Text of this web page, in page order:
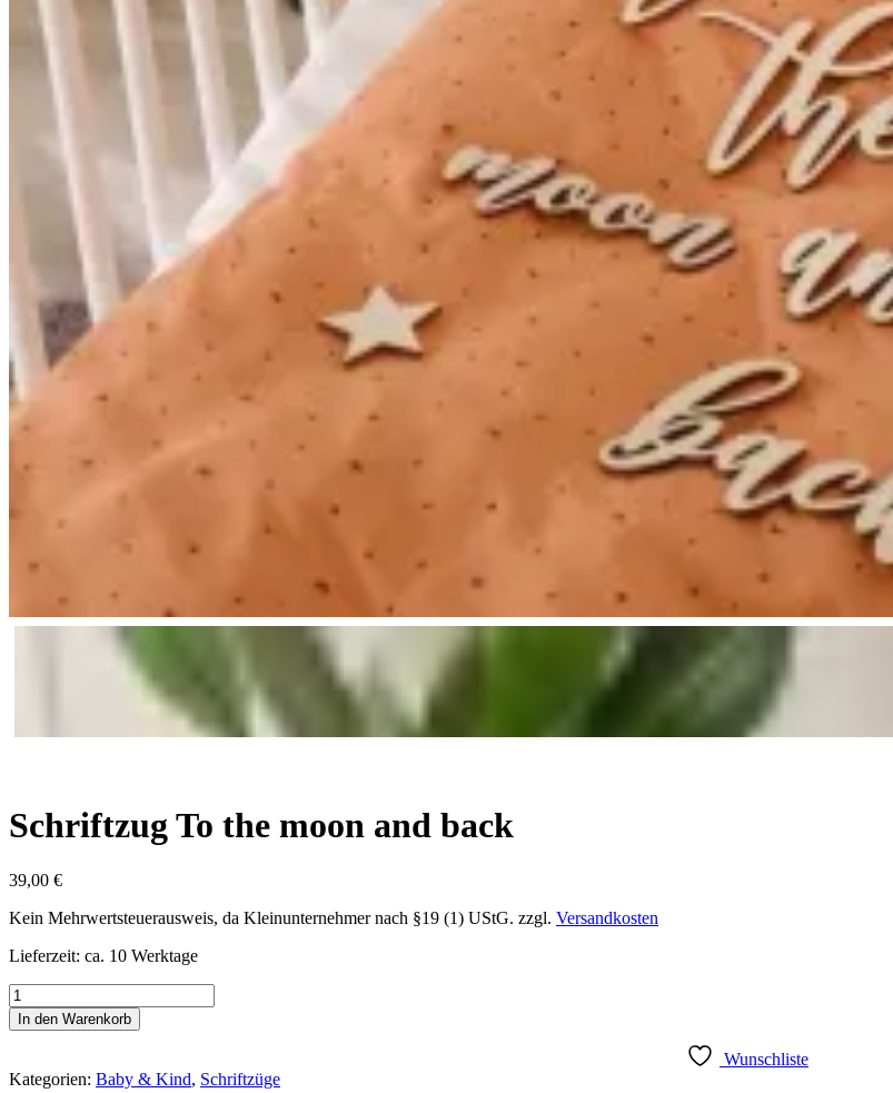
Schriftzug To the moon and back
39,00 €
Kein Mehrwertsteuerausweis, da Kleinunternehmer nach §19 (1) UStG. zzgl. Versandkosten
Lieferzeit: ca. 10 Werktage
Schriftzug
To
the
and
In den Warenkorb
Wunschliste
Kategorien: Baby & Kind, Schriftzüge